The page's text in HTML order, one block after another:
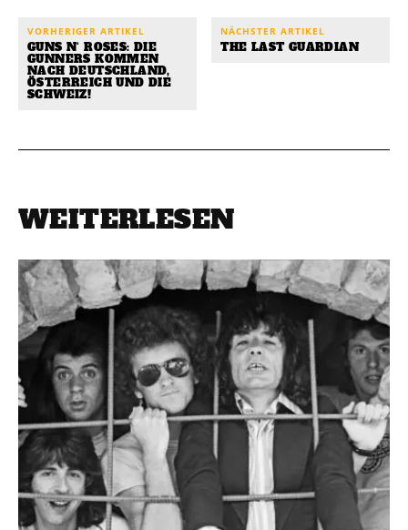
VORHERIGER ARTIKEL
GUNS N‘ ROSES: DIE
GUNNERS KOMMEN
NACH DEUTSCHLAND,
ÖSTERREICH UND DIE
SCHWEIZ!
NÄCHSTER ARTIKEL
THE LAST GUARDIAN
WEITERLESEN